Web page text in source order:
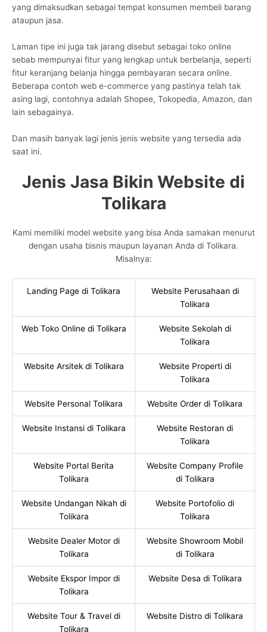
yang dimaksudkan sebagai tempat konsumen membeli barang
ataupun jasa.
Laman tipe ini juga tak jarang disebut sebagai toko online
sebab mempunyai fitur yang lengkap untuk berbelanja, seperti
fitur keranjang belanja hingga pembayaran secara online.
Beberapa contoh web e-commerce yang pastinya telah tak
asing lagi, contohnya adalah Shopee, Tokopedia, Amazon, dan
lain sebagainya.
Dan masih banyak lagi jenis jenis website yang tersedia ada
saat ini.
Jenis Jasa Bikin Website di
Tolikara
Kami memiliki model website yang bisa Anda samakan menurut
dengan usaha bisnis maupun layanan Anda di Tolikara.
Misalnya:
Landing Page di Tolikara
Website Perusahaan di
Tolikara
Web Toko Online di Tolikara
Website Sekolah di
Tolikara
Website Arsitek di Tolikara
Website Properti di
Tolikara
Website Personal Tolikara Website Order di Tolikara
Website Instansi di Tolikara
Website Restoran di
Tolikara
Website Portal Berita
Tolikara
Website Company Profile
di Tolikara
Website Undangan Nikah di
Tolikara
Website Portofolio di
Tolikara
Website Dealer Motor di
Tolikara
Website Showroom Mobil
di Tolikara
Website Ekspor Impor di
Tolikara
Website Desa di Tolikara
Website Tour & Travel di
Tolikara
Website Distro di Tolikara